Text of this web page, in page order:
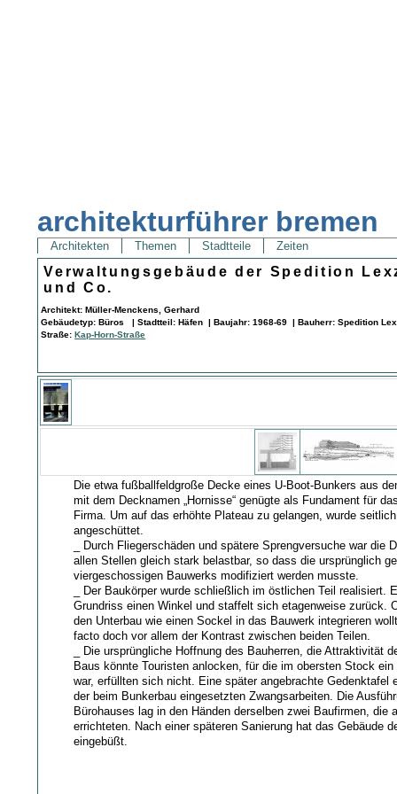
architekturführer bremen
Architekten Themen Stadtteile Zeiten
Verwaltungsgebäude der Spedition
und Co.
Architekt: Müller-Menckens, Gerhard
Gebäudetyp: Büros | Stadtteil: Häfen | Baujahr: 1968-69 | Bauherr: Spedition
Straße:Kap-Horn-Straße
Die etwa fußballfeldgroße Decke eines U-Boot-Bunkers aus
mit dem Decknamen „Hornisse“ genügte als Fundament für
Firma. Um auf das erhöhte Plateau zu gelangen, wurde
angeschüttet.
_ Durch Fliegerschäden und spätere Sprengversuche war die
allen Stellen gleich stark belastbar, so dass die ursprünglich
viergeschossigen Bauwerks modifiziert werden musste.
_ Der Baukörper wurde schließlich im östlichen Teil realisiert.
Grundriss einen Winkel und staffelt sich etagenweise zurück.
den Unterbau wie einen Sockel in das Bauwerk integrieren
facto doch vor allem der Kontrast zwischen beiden Teilen.
_ Die ursprüngliche Hoffnung des Bauherren, die Attraktivität
Baus könnte Touristen anlocken, für die im obersten Stock
war, erfüllten sich nicht. Eine später angebrachte Gedenktafel
der beim Bunkerbau eingesetzten Zwangsarbeiten. Die
Bürohauses lag in den Händen derselben zwei Baufirmen, die
errichteten. Nach einer späteren Sanierung hat das Gebäude
eingebüßt.